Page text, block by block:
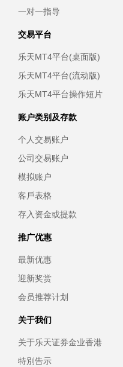
一对一指导
交易平台
乐天MT4平台(桌面版)
乐天MT4平台(流动版)
乐天MT4平台操作短片
账户类别及存款
个人交易账户
公司交易账户
模拟账户
客戶表格
存入资金或提款
推广优惠
最新优惠
迎新奖赏
会员推荐计划
关于我们
关于乐天证券金业香港
特別告示